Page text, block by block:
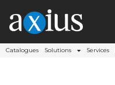
Catalogues Solutions Services